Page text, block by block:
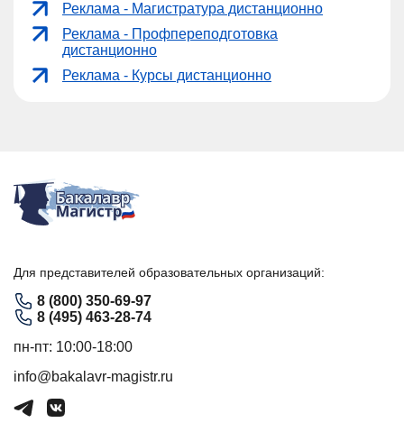
Реклама - Магистратура дистанционно
Реклама - Профпереподготовка
дистанционно
Реклама - Курсы дистанционно
Для представителей образовательных организаций:
8 (800) 350-69-97
8 (495) 463-28-74
пн-пт: 10:00-18:00
info@bakalavr-magistr.ru